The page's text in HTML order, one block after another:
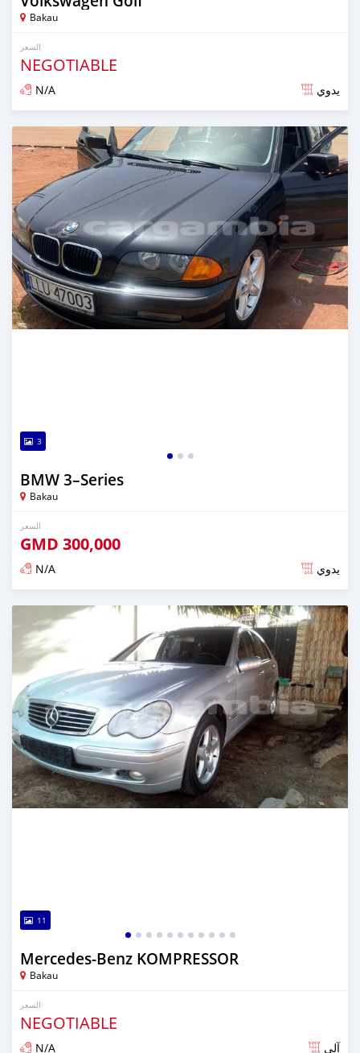
Bakau
السعر
NEGOTIABLE
N/A يدوي
تم النشر منذ أكثر من سنة مضت
3
BMW 3–Series
Bakau
السعر
GMD 300,000
N/A يدوي
تم النشر منذ أكثر من سنة مضت
11
Mercedes‒Benz KOMPRESSOR
Bakau
السعر
NEGOTIABLE
N/A آلي